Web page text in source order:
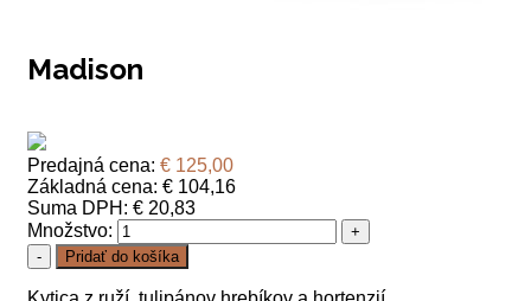
Madison
Predajná cena: € 125,00
Základná cena: € 104,16
Suma DPH: € 20,83
Množstvo: